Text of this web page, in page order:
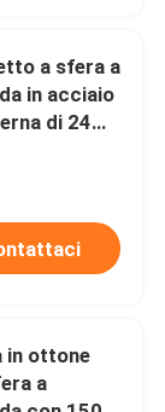
a sfera a
in acciaio
di 24
in ottone
a